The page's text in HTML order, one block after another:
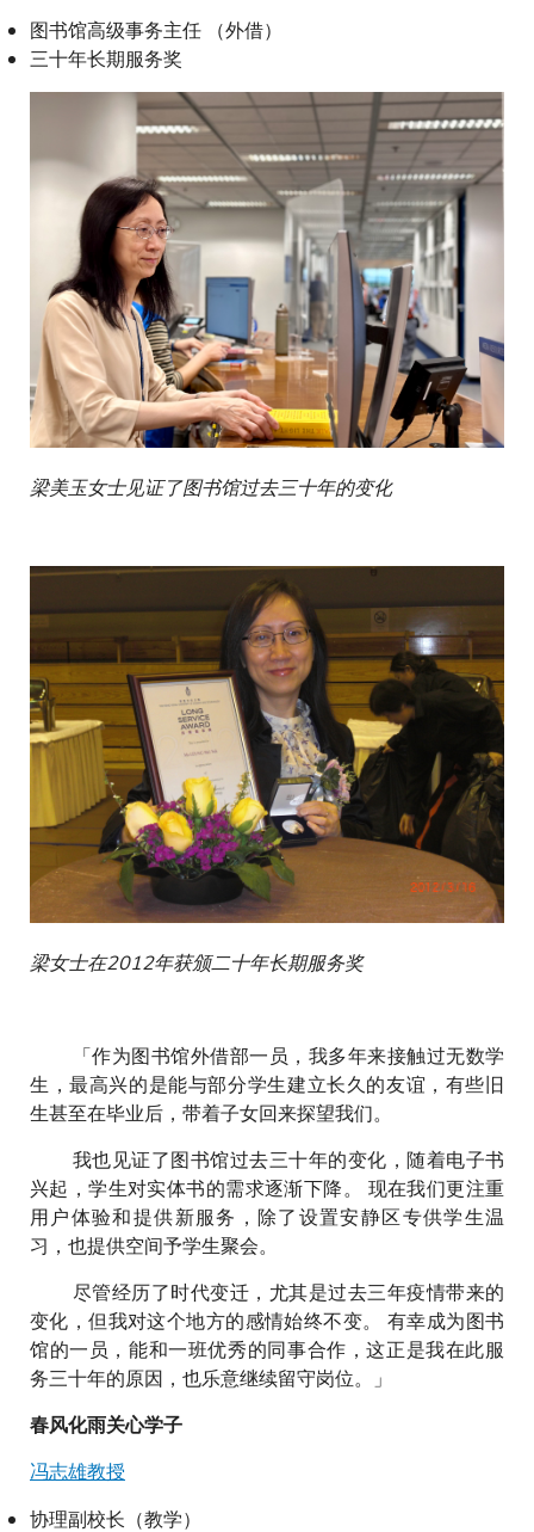
图书馆高级事务主任 （外借）
三十年长期服务奖
梁美玉女士见证了图书馆过去三十年的变化
梁女士在2012年获颁二十年长期服务奖
「作为图书馆外借部一员，我多年来接触过无数学
生，最高兴的是能与部分学生建立长久的友谊，有些旧
生甚至在毕业后，带着子女回来探望我们。
我也见证了图书馆过去三十年的变化，随着电子书
兴起，学生对实体书的需求逐渐下降。 现在我们更注重
用户体验和提供新服务，除了设置安静区专供学生温
习，也提供空间予学生聚会。
尽管经历了时代变迁，尤其是过去三年疫情带来的
变化，但我对这个地方的感情始终不变。 有幸成为图书
馆的一员，能和一班优秀的同事合作，这正是我在此服
务三十年的原因，也乐意继续留守岗位。」
春风化雨关心学子
冯志雄教授
协理副校长（教学）